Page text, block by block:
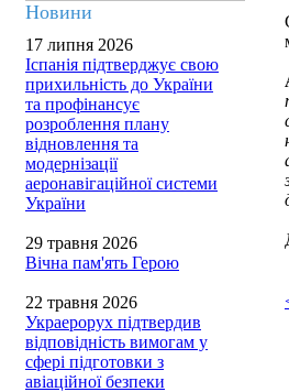
Новини
17 липня 2026
Іспанія підтверджує свою
прихильність до України
та профінансує
розроблення плану
відновлення та
модернізації
аеронавігаційної системи
України
29 травня 2026
Вічна пам'ять Герою
22 травня 2026
Украерорух підтвердив
відповідність вимогам у
сфері підготовки з
авіаційної безпеки